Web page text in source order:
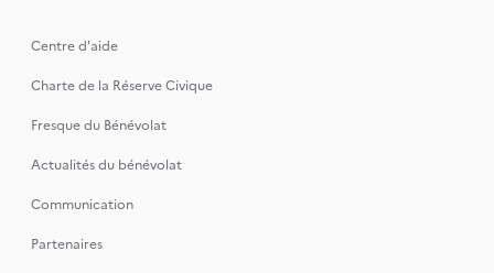
Centre d'aide
Charte de la Réserve Civique
Fresque du Bénévolat
Actualités du bénévolat
Communication
Partenaires